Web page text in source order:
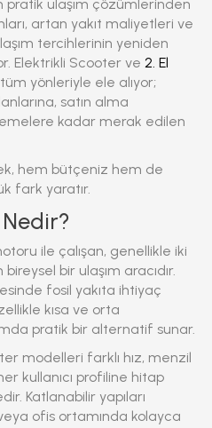
pratik ulaşım çözümlerinden
artan yakıt maliyetleri ve
tercihlerinin yeniden
Elektrikli Scooter ve 2. El
tüm yönleriyle ele alıyor;
satın alma
kadar merak edilen
hem bütçeniz hem de
fark yaratır.
ile çalışan, genellikle iki
bir ulaşım aracıdır.
fosil yakıta ihtiyaç
kısa ve orta
pratik bir alternatif sunar.
modelleri farklı hız, menzil
kullanıcı profiline hitap
Katlanabilir yapıları
ofis ortamında kolayca